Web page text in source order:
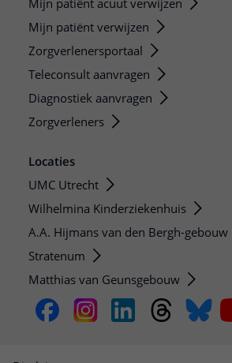
Mijn patiënt acuut verwijzen
Mijn patiënt verwijzen
Zorgverlenersportaal
Teleconsult aanvragen
Diagnostiek aanvragen
Zorgverleners
Locaties
UMC Utrecht
Wilhelmina Kinderziekenhuis
A.A. Hijmans van den Bergh-gebouw
Stratenum
Matthias van Geunsgebouw